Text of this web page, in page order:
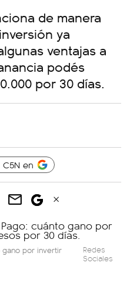
de manera
ya
ventajas a
podés
por 30 días.
en
gano por invertir
Redes
Sociales